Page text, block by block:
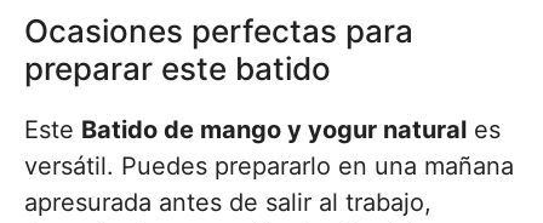
Ocasiones perfectas para
preparar este batido
Este Batido de mango y yogur natural es
versátil. Puedes prepararlo en una mañana
apresurada antes de salir al trabajo,